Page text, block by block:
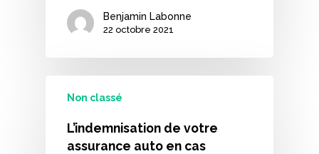
Benjamin Labonne
22 octobre 2021
Non classé
L’indemnisation de votre
assurance auto en cas